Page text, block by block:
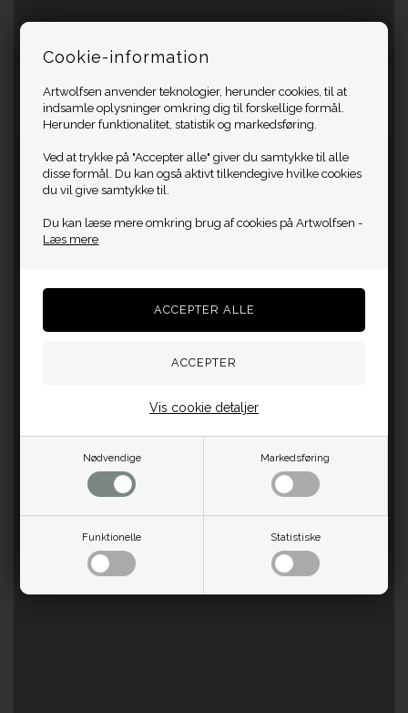
Cookie-information
Artwolfsen anvender teknologier, herunder cookies, til at
indsamle oplysninger omkring dig til forskellige formål.
Herunder funktionalitet, statistik og markedsføring.
Ved at trykke på "Accepter alle" giver du samtykke til alle
disse formål. Du kan også aktivt tilkendegive hvilke cookies
du vil give samtykke til.
Du kan læse mere omkring brug af cookies på Artwolfsen -
Læs mere
Nødvendige Markedsføring
Funktionelle Statistiske
Vis cookie detaljer